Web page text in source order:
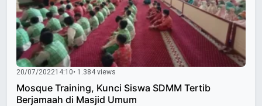
20/07/202214:10• 1.384 views
Mosque Training, Kunci Siswa SDMM Tertib
Berjamaah di Masjid Umum